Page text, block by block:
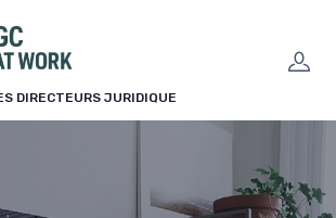
DIRECTEURS JURIDIQUE